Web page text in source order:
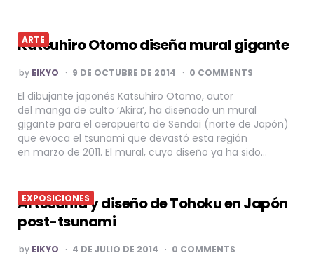
ARTE
Katsuhiro Otomo diseña mural gigante
POSTED
BY
by EIKYO 9 DE OCTUBRE DE 2014 0 COMMENTS
El dibujante japonés Katsuhiro Otomo, autor
del manga de culto ‘Akira’, ha diseñado un mural
gigante para el aeropuerto de Sendai (norte de Japón)
que evoca el tsunami que devastó esta región
en marzo de 2011. El mural, cuyo diseño ya ha sido…
EXPOSICIONES
Artesanía y diseño de Tohoku en Japón
post-tsunami
POSTED
by EIKYO 4 DE JULIO DE 2014 0 COMMENTS